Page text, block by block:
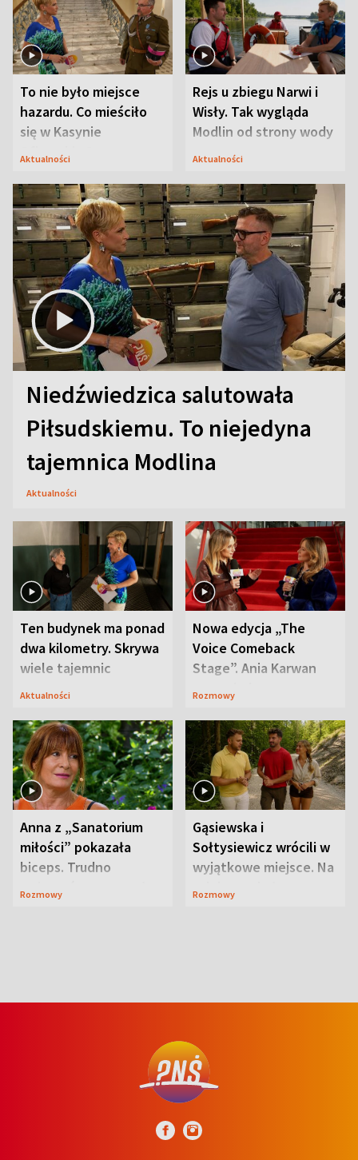
To nie było miejsce
hazardu. Co mieściło
się w Kasynie
Oficerskim?
Aktualności
Rejs u zbiegu Narwi i
Wisły. Tak wygląda
Modlin od strony wody
Aktualności
Niedźwiedzica salutowała
Piłsudskiemu. To niejedyna
tajemnica Modlina
Aktualności
Ten budynek ma ponad
dwa kilometry. Skrywa
wiele tajemnic
Aktualności
Nowa edycja „The
Voice Comeback
Stage”. Ania Karwan
zapowiada
Rozmowy
Anna z „Sanatorium
miłości” pokazała
biceps. Trudno
uwierzyć, co przeszła
Rozmowy
Gąsiewska i
Sołtysiewicz wrócili w
wyjątkowe miejsce. Na
szlaku czekał
Rozmowy